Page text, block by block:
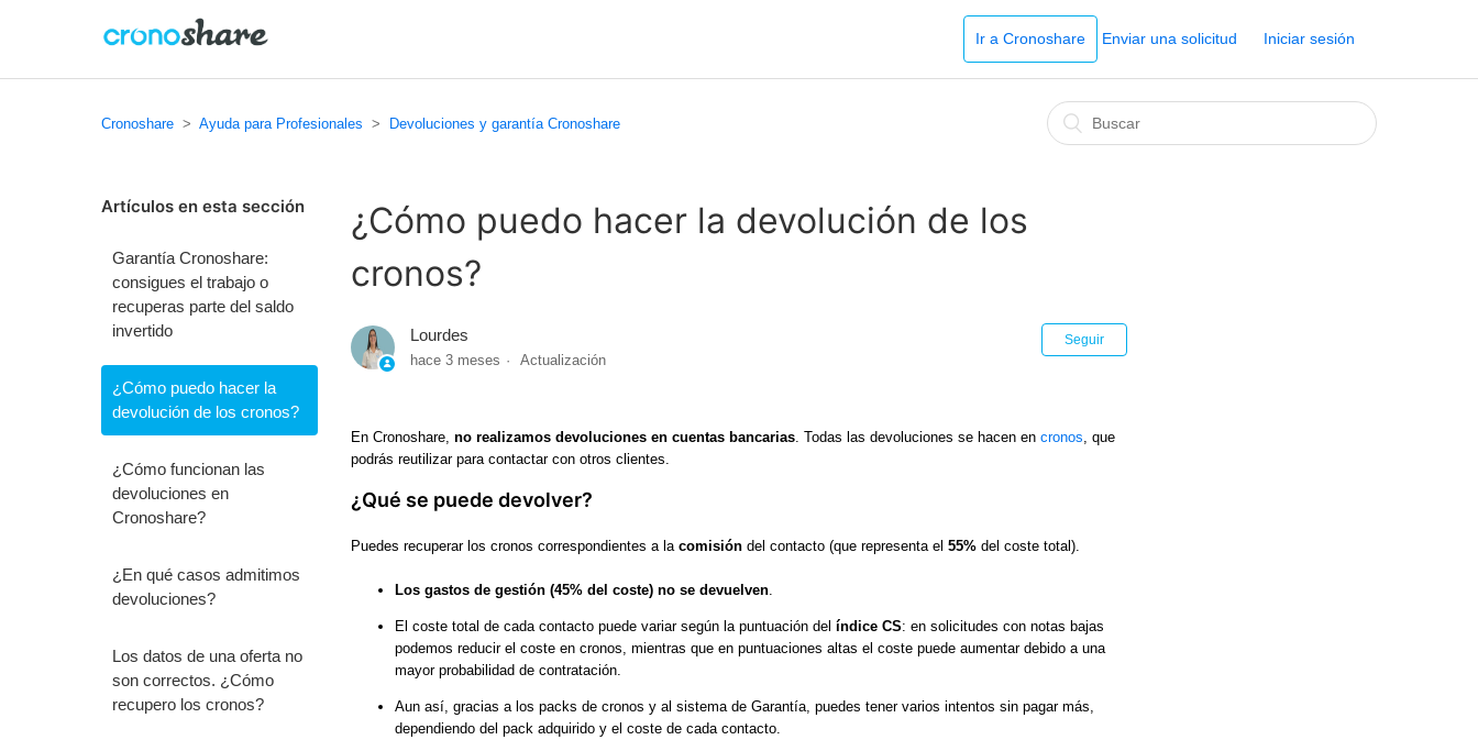
Ir a Cronoshare Enviar una solicitud Iniciar sesión
Cronoshare Ayuda para Profesionales Devoluciones y garantía Cronoshare
Artículos en esta sección
Garantía Cronoshare:
consigues el trabajo o
recuperas parte del saldo
invertido
¿Cómo puedo hacer la
devolución de los cronos?
¿Cómo funcionan las
devoluciones en
Cronoshare?
¿En qué casos admitimos
devoluciones?
Los datos de una oferta no
son correctos. ¿Cómo
recupero los cronos?
¿Cómo puedo hacer la devolución de los
cronos?
Lourdes
hace 3 meses Actualización
Seguir
En Cronoshare,no realizamos devoluciones en cuentas bancarias. Todas las devoluciones se hacen encronos, que
podrás reutilizar para contactar con otros clientes.
¿Qué se puede devolver?
Puedes recuperar los cronos correspondientes a lacomisión del contacto (que representa el55% del coste total).
Los gastos de gestión (45% del coste) no se devuelven.
El coste total de cada contacto puede variar según la puntuación delíndice CS: en solicitudes con notas bajas
podemos reducir el coste en cronos, mientras que en puntuaciones altas el coste puede aumentar debido a una
mayor probabilidad de contratación.
Aun así, gracias a los packs de cronos y al sistema de Garantía, puedes tener varios intentos sin pagar más,
dependiendo del pack adquirido y el coste de cada contacto.